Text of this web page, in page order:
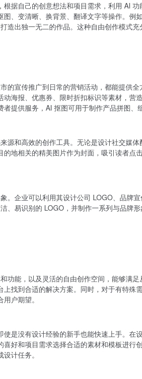
据自己的创意想法和项目需求，利用 AI
、变清晰、换背景、翻译文字等操作。
出独一无二的作品。这种自由创作模式
的宣传推广到日常的营销活动，都能提供
海报、优惠券、限时折扣标识等素材，
提供服务，AI 抠图可用于制作产品拼图、
源和高效的创作工具。无论是设计社交媒
地相关的精美图片作为封面，吸引读者
。企业可以利用其设计公司 LOGO、品牌
、易识别的 LOGO，并制作一系列与品牌
功能，以及灵活的自由创作空间，能够满
找到合适的解决方案。同时，对于有特
户期望。
是没有设计经验的新手也能快速上手。
好和项目需求选择合适的素材和模板进
计任务。